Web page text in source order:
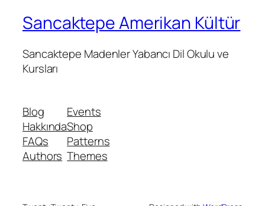
Sancaktepe Amerikan Kültür
Sancaktepe Madenler Yabancı Dil Okulu ve
Kursları
Blog
Hakkında
FAQs
Authors
Events
Shop
Patterns
Themes